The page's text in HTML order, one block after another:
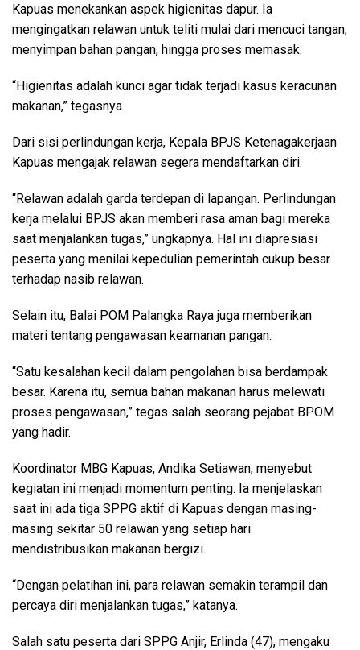
Kapuas menekankan aspek higienitas dapur. Ia
mengingatkan relawan untuk teliti mulai dari mencuci tangan,
menyimpan bahan pangan, hingga proses memasak.
“Higienitas adalah kunci agar tidak terjadi kasus keracunan
makanan,” tegasnya.
Dari sisi perlindungan kerja, Kepala BPJS Ketenagakerjaan
Kapuas mengajak relawan segera mendaftarkan diri.
“Relawan adalah garda terdepan di lapangan. Perlindungan
kerja melalui BPJS akan memberi rasa aman bagi mereka
saat menjalankan tugas,” ungkapnya. Hal ini diapresiasi
peserta yang menilai kepedulian pemerintah cukup besar
terhadap nasib relawan.
Selain itu, Balai POM Palangka Raya juga memberikan
materi tentang pengawasan keamanan pangan.
“Satu kesalahan kecil dalam pengolahan bisa berdampak
besar. Karena itu, semua bahan makanan harus melewati
proses pengawasan,” tegas salah seorang pejabat BPOM
yang hadir.
Koordinator MBG Kapuas, Andika Setiawan, menyebut
kegiatan ini menjadi momentum penting. Ia menjelaskan
saat ini ada tiga SPPG aktif di Kapuas dengan masing-
masing sekitar 50 relawan yang setiap hari
mendistribusikan makanan bergizi.
“Dengan pelatihan ini, para relawan semakin terampil dan
percaya diri menjalankan tugas,” katanya.
Salah satu peserta dari SPPG Anjir, Erlinda (47), mengaku